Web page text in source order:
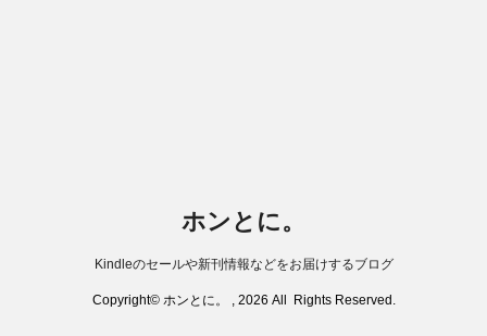
ホンとに。
Kindleのセールや新刊情報などをお届けするブログ
Copyright© ホンとに。 , 2026 All Rights Reserved.